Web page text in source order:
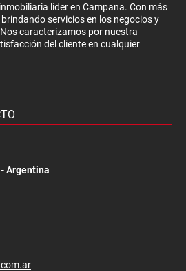
líder en Campana. Con más
servicios en los negocios y
caracterizamos por nuestra
del cliente en cualquier
Argentina